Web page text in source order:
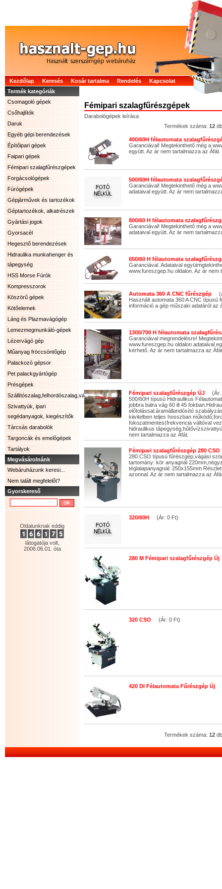
Kezdőlap Keresés Kosár tartalma Rendelés
Kapcsolat
Termék kategóriák
Csomagoló gépek
Csőhajlítók
Daruk
Egyéb gépi berendezések
Építőipari gépek
Faipari gépek
Fémipari szalagfűrészgépek
Forgácsológépek
Fúrógépek
Gépjárművek és tartozékok
Géptartozékok, alkatrészek
Gyártási jogok
Gyorsacél
Hegesztő berendezések
Hidraulika munkahenger és
tápegység
HSS Morse Fúrók
Kompresszorok
Köszörű gépek
Kötőelemek
Láng és Plazmavágógép
Lemezmegmunkáló-gépek
Lézervágó gép
Műanyag fröccsöntőgép
Palackozó gépsor
Pet palackgyártógép
Présgépek
Szállítószalag,felhordószalag,válogatószalag.
Szivattyúk, ipari
segédanyagok, kiegészítők
Tárcsás darabolók
Targoncák és emelőgépek
Tartályok
Megvásárolnánk
Webáruházunk keresi...
Nem talált megfelelőt?
Gyorskereső
Oldalunknak eddig
látogatója volt,
2006.06.01. óta
Fémipari szalagfűrészgépek
Darabológépek leírása
Termékek száma: 12 db
400/60H félautomata
Garanciával! Megtekinthető még a
együtt. Az ár nem tartalmazza az Áfát.
500/60H félautomata
Garanciával! Megtekinthető még a
adataival együtt. Az ár nem
800/60 H félautomata
Garanciával! Megtekinthető még a
adataival együtt. Az ár nem
650/60 H félautomata
Garanciával. Adataival
www.fureszgep.hu oldalon. Az ár nem
Automata 360 A CNC fűrészgép
Használt automata 360 A CNC típusú
információ a gép műszaki adatáról az
1300/700 H félautomata
Garanciával megrendelésre!
www.fureszgep.hu oldalon adataival
kérhető. Az ár nem tartalmazza az
Fémipari szalagfűrészgép ÚJ (Ár:
500/60H típusú Hidraulikus
jobbra balra vág 60 ill 45
előtolással.áramállandósító
kiivitelben teljes hosszban
fokozatmentes(frekvencia váltóval
hidraulikus
nem tartalmazza az Áfát.
Fémipari szalagfűrészgép 280 CSO
280 CSO típusú fűrészgép,vágási
tartomány: kör anyagnál
téglalapanyagnál: 250x155mm
azonnal. Az ár nem tartalmazza az
320/60H (Ár: 0 Ft)
280 M Fémipari szalagfűrészgép Új
320 CSO (Ár: 0 Ft)
420 DI Félautomata Fűrészgép Új
Termékek száma: 12 db